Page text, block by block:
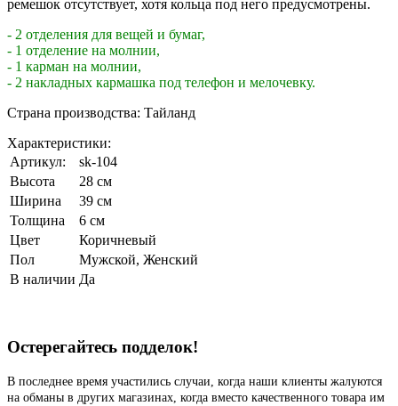
ремешок отсутствует, хотя кольца под него предусмотрены.
- 2 отделения для вещей и бумаг,
- 1 отделение на молнии,
- 1 карман на молнии,
- 2 накладных кармашка под телефон и мелочевку.
Страна производства: Тайланд
Характеристики:
Артикул:
sk-104
Высота
28 см
Ширина
39 см
Толщина
6 см
Цвет
Коричневый
Пол
Мужской, Женский
В наличии Да
Остерегайтесь подделок!
В последнее время участились случаи, когда наши клиенты жалуются
на обманы в других магазинах, когда вместо качественного товара им